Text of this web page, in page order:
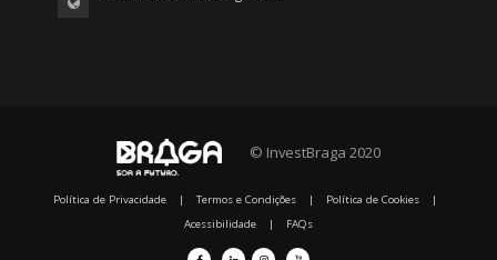
© InvestBraga 2020
Política de Privacidade | Termos e Condições | Política de Cookies
|
Acessibilidade
| FAQs